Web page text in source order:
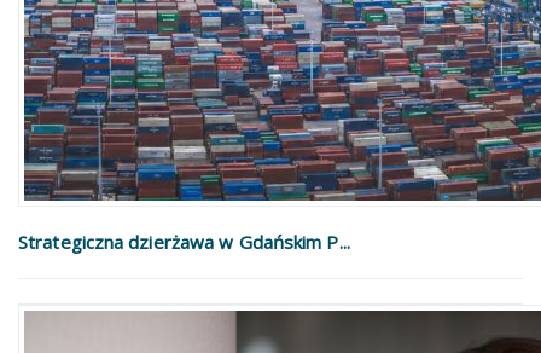
Strategiczna dzierżawa w Gdańskim P...